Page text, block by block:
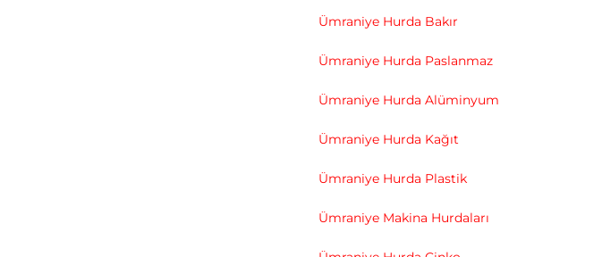
Ümraniye Hurda Bakır
Ümraniye Hurda Paslanmaz
Ümraniye Hurda Alüminyum
Ümraniye Hurda Kağıt
Ümraniye Hurda Plastik
Ümraniye Makina Hurdaları